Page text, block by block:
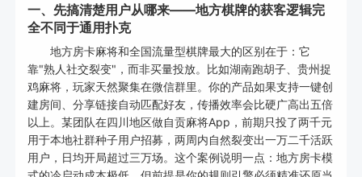
一、先搞清楚用户从哪来——地方棋牌的获客逻辑完
全不同于通用扑克
地方房卡麻将和全国流量型棋牌最大的区别在于：它
靠"熟人社交裂变"，而非买量投放。比如湖南跑胡子、贵州捉
鸡麻将，玩家天然聚集在微信群里。你的产品如果支持一键创
建房间、分享链接自动匹配好友，传播效率会比硬广高出五倍
以上。某团队在四川地区做自贡麻将App，前期只投了两千元
用于本地社群种子用户招募，两周内自然裂变出一万二千活跃
用户，日均开局超过三万场。这个案例说明一点：地方房卡模